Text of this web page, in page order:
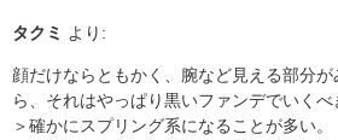
タクミ より:
顔だけならともかく、腕など見える部分
ら、それはやっぱり黒いファンデでいくべ
＞確かにスプリング系になることが多い。